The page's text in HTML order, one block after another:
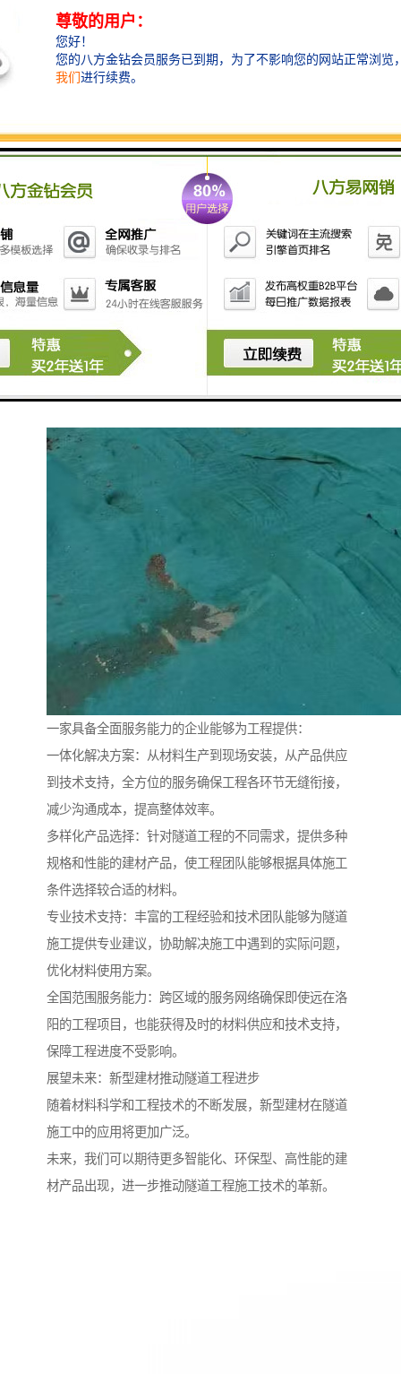
一家具备全面服务能力的企业能够为工程提供：
一体化解决方案：从材料生产到现场安装，从产品供应
到技术支持，全方位的服务确保工程各环节无缝衔接，
减少沟通成本，提高整体效率。
多样化产品选择：针对隧道工程的不同需求，提供多种
规格和性能的建材产品，使工程团队能够根据具体施工
条件选择较合适的材料。
专业技术支持：丰富的工程经验和技术团队能够为隧道
施工提供专业建议，协助解决施工中遇到的实际问题，
优化材料使用方案。
全国范围服务能力：跨区域的服务网络确保即使远在洛
阳的工程项目，也能获得及时的材料供应和技术支持，
保障工程进度不受影响。
展望未来：新型建材推动隧道工程进步
随着材料科学和工程技术的不断发展，新型建材在隧道
施工中的应用将更加广泛。
未来，我们可以期待更多智能化、环保型、高性能的建
材产品出现，进一步推动隧道工程施工技术的革新。